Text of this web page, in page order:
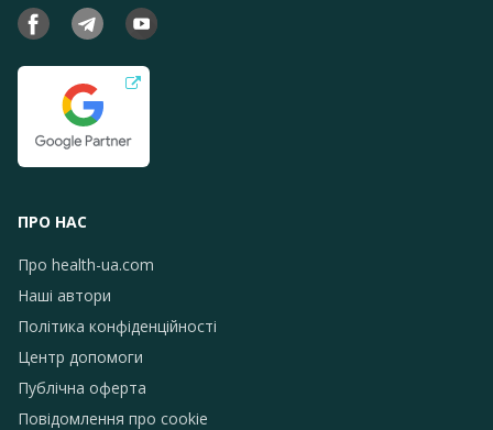
ПРО НАС
Про health-ua.com
Наші автори
Політика конфіденційності
Центр допомоги
Публічна оферта
Повідомлення про сookie